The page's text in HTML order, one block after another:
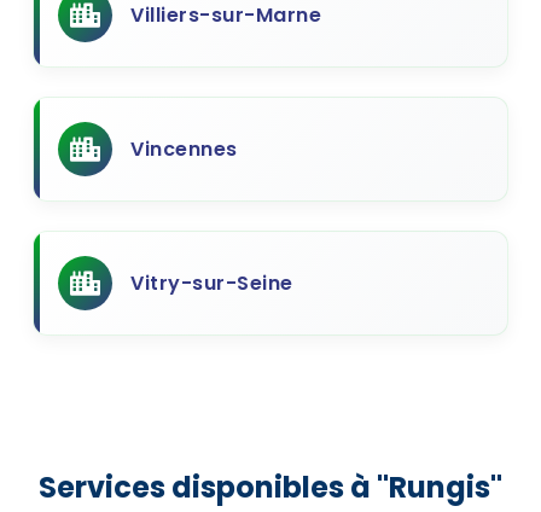
Villiers-sur-Marne
Vincennes
Vitry-sur-Seine
Services disponibles à "Rungis"